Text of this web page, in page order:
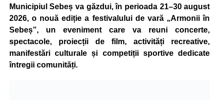
accidentul.
Adaugă-ne ca sursă preferată
Municipiul Sebeș va găzdui, în perioada 21–30 august
2026, o nouă ediție a festivalului de vară „Armonii în
Sebeș”, un eveniment care va reuni concerte,
spectacole, proiecții de film, activități recreative,
manifestări culturale și competiții sportive dedicate
întregii comunități.